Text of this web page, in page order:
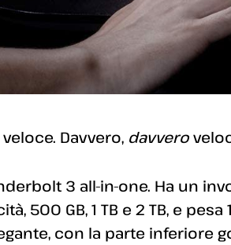
Davvero, davvero
3 all-in-one. Ha un
500 GB, 1 TB e 2 TB, e
con la parte inferiore